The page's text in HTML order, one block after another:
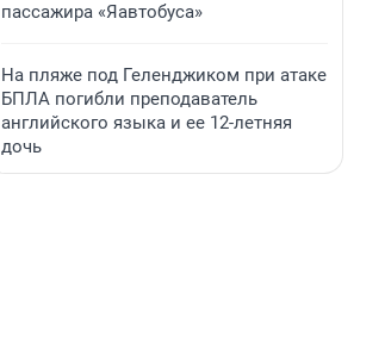
пассажира «Яавтобуса»
На пляже под Геленджиком при атаке
БПЛА погибли преподаватель
английского языка и ее 12-летняя
дочь